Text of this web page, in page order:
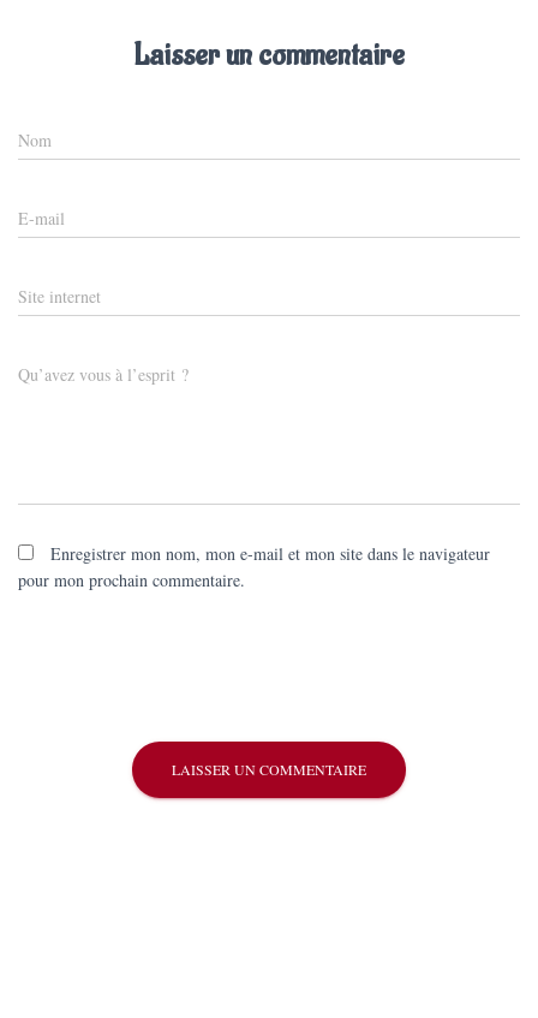
Laisser un commentaire
Nom
E-mail
Site internet
Qu’avez vous à l’esprit ?
Enregistrer mon nom, mon e-mail et mon site dans le navigateur
pour mon prochain commentaire.